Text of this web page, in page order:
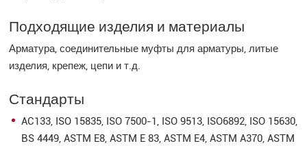
Подходящие изделия и материалы
Арматура, соединительные муфты для арматуры, литые
изделия, крепеж, цепи и т.д.
Стандарты
AC133, ISO 15835, ISO 7500-1, ISO 9513, ISO6892, ISO 15630,
BS 4449, ASTM E8, ASTM E 83, ASTM E4, ASTM A370, ASTM